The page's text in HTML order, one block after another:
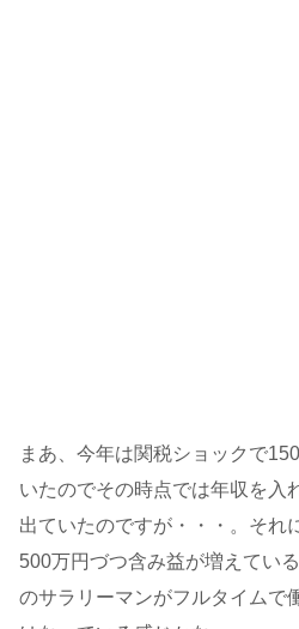
まあ、今年は関税ショックで
いたのでその時点では年収を入
出ていたのですが・・・。それ
500万円づつ含み益が増えてい
のサラリーマンがフルタイムで